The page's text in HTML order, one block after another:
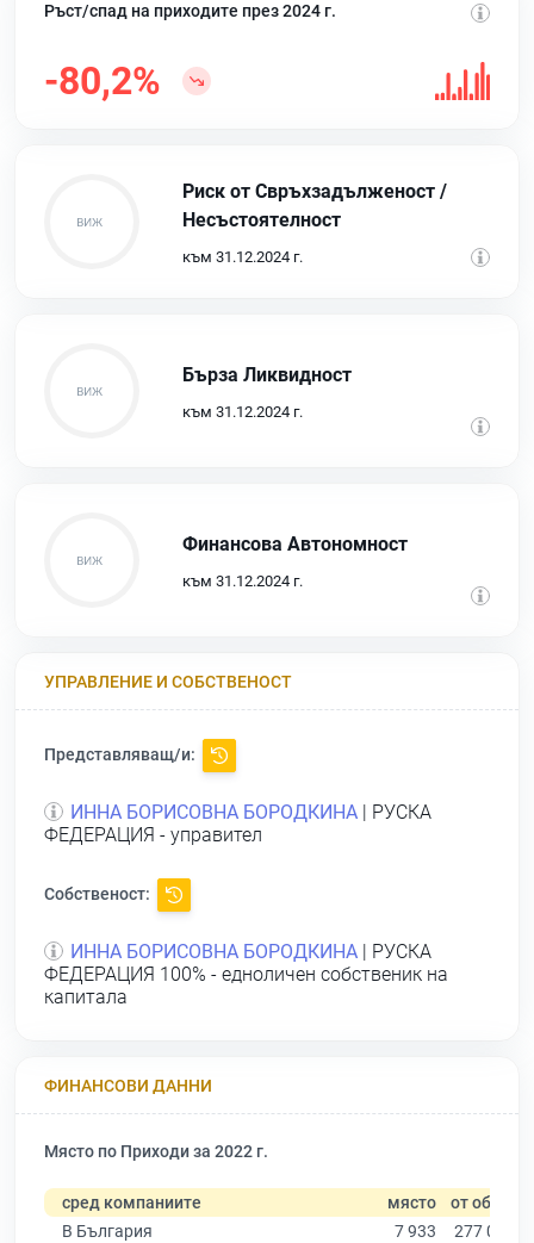
Ръст/спад на приходите през 2024 г.
-80,2%
Риск от Свръхзадълженост /
Несъстоятелност
към 31.12.2024 г.
Бърза Ликвидност
към 31.12.2024 г.
Финансова Автономност
към 31.12.2024 г.
УПРАВЛЕНИЕ И СОБСТВЕНОСТ
Представляващ/и:
ИННА БОРИСОВНА БОРОДКИНА | РУСКА
ФЕДЕРАЦИЯ - управител
Собственост:
ИННА БОРИСОВНА БОРОДКИНА | РУСКА
ФЕДЕРАЦИЯ 100% - едноличен собственик на
капитала
ФИНАНСОВИ ДАННИ
Място по Приходи за 2022 г.
сред компаниите място от общо
В България
7 933
277 019